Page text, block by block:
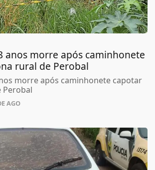
anos morre após caminhonete
rural de Perobal
morre após caminhonete capotar
Perobal
AGO